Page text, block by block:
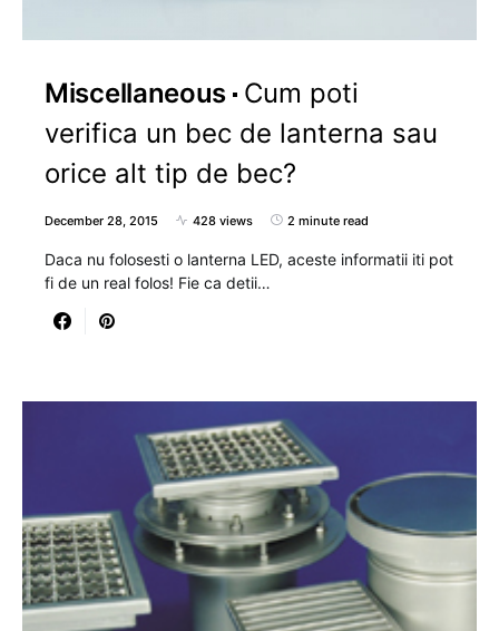
Miscellaneous Cum poti
verifica un bec de lanterna sau
orice alt tip de bec?
December 28, 2015 428 views 2 minute read
Daca nu folosesti o lanterna LED, aceste informatii iti pot
fi de un real folos! Fie ca detii…